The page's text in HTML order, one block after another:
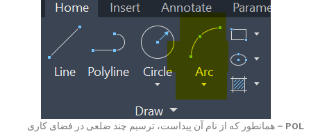
POL –
همانطور که از نام آن پیداست، ترسیم چند ضلعی در فضای کاری